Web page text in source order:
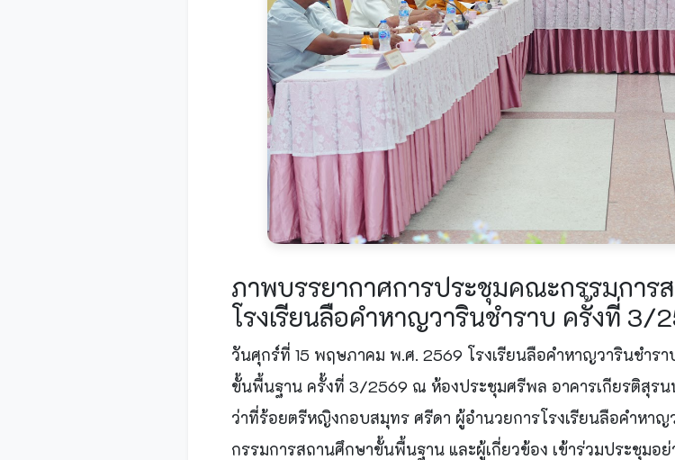
ภาพบรรยากาศการประชุมคณะกรรมการ
โรงเรียนลือคำหาญวารินชำราบ ครั้งที่ 3/
วันศุกร์ที่ 15 พฤษภาคม พ.ศ. 2569 โรงเรียนลือคำหาญวารินชำร
ขั้นพื้นฐาน ครั้งที่ 3/2569 ณ ห้องประชุมศรีพล อาคารเกียรติสุรน
ว่าที่ร้อยตรีหญิงกอบสมุทร ศรีดา ผู้อำนวยการโรงเรียนลือคำหา
กรรมการสถานศึกษาขั้นพื้นฐาน และผู้เกี่ยวข้อง เข้าร่วมประชุมอย่